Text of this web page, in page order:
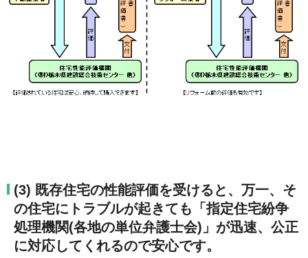
(3) 既存住宅の性能評価を受けると、万一、そ
の住宅にトラブルが起きても「指定住宅紛争
処理機関(各地の単位弁護士会)」が迅速、公正
に対応してくれるので安心です。